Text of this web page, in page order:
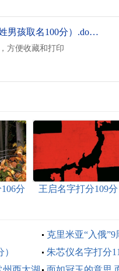
《彭江名字打分114分（彭姓男孩取名100分）.doc》
方便收藏和打印
分
王启名字打分109分
克里米亚“入俄
瓦斯托波尔
朱芯仪名字打分